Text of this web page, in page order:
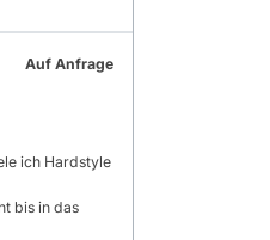
Auf Anfrage
ich Hardstyle
bis in das